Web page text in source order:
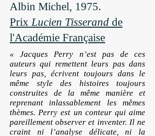
Albin Michel, 1975.
PrixLucien Tisserand de
l'Académie Française
« Jacques Perry n’est pas de ces
auteurs qui remettent leurs pas dans
leurs pas, écrivent toujours dans le
même style des histoires toujours
construites de la même manière et
reprenant inlassablement les mêmes
thèmes. Perry est un conteur qui aime
pareillement observer et inventer. Il ne
craint ni l’analyse délicate, ni la